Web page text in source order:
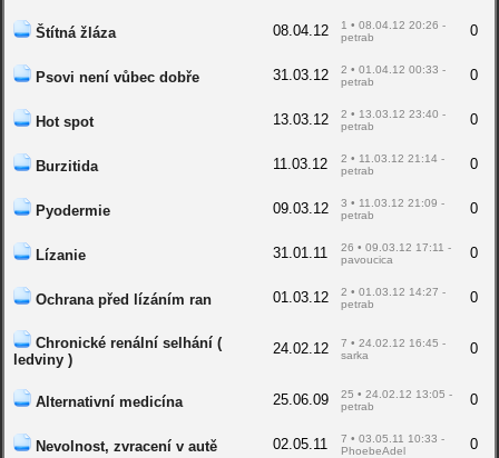
Štítná žláza 08.04.12
1 • 08.04.12 20:26 -
petrab
0
Psovi není vůbec dobře 31.03.12
2 • 01.04.12 00:33 -
petrab
0
Hot spot 13.03.12
2 • 13.03.12 23:40 -
petrab
0
Burzitida 11.03.12
2 • 11.03.12 21:14 -
petrab
0
Pyodermie 09.03.12
3 • 11.03.12 21:09 -
petrab
0
Lízanie 31.01.11
26 • 09.03.12 17:11 -
pavoucica
0
Ochrana před lízáním ran 01.03.12
2 • 01.03.12 14:27 -
petrab
0
Chronické renální selhání (
ledviny )
24.02.12
7 • 24.02.12 16:45 -
sarka
0
Alternativní medicína 25.06.09
25 • 24.02.12 13:05 -
petrab
0
Nevolnost, zvracení v autě 02.05.11
7 • 03.05.11 10:33 -
PhoebeAdel
0